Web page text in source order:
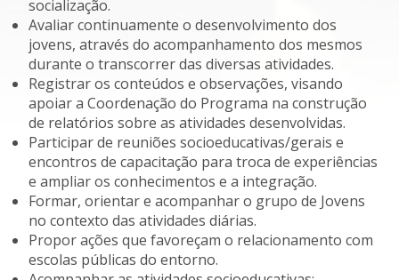
socialização.
Avaliar continuamente o desenvolvimento dos
jovens, através do acompanhamento dos mesmos
durante o transcorrer das diversas atividades.
Registrar os conteúdos e observações, visando
apoiar a Coordenação do Programa na construção
de relatórios sobre as atividades desenvolvidas.
Participar de reuniões socioeducativas/gerais e
encontros de capacitação para troca de experiências
e ampliar os conhecimentos e a integração.
Formar, orientar e acompanhar o grupo de Jovens
no contexto das atividades diárias.
Propor ações que favoreçam o relacionamento com
escolas públicas do entorno.